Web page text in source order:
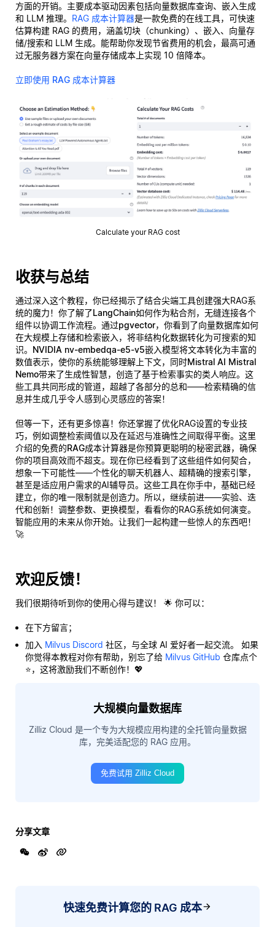
方面的开销。主要成本驱动因素包括向量数据库查询、嵌入生成
和 LLM 推理。 RAG 成本计算器是一款免费的在线工具，可快速
估算构建 RAG 的费用，涵盖切块（chunking）、嵌入、向量存
储/搜索和 LLM 生成。能帮助你发现节省费用的机会，最高可通
过无服务器方案在向量存储成本上实现 10 倍降本。
立即使用 RAG 成本计算器
Calculate your RAG cost
收获与总结
通过深入这个教程，你已经揭示了结合尖端工具创建强大RAG系
统的魔力！你了解了LangChain如何作为粘合剂，无缝连接各个
组件以协调工作流程。通过pgvector，你看到了向量数据库如何
在大规模上存储和检索嵌入，将非结构化数据转化为可搜索的知
识。 NVIDIA nv-embedqa-e5-v5嵌入模型将文本转化为丰富的
数值表示，使你的系统能够理解上下文，同时Mistral AI Mistral
Nemo带来了生成性智慧，创造了基于检索事实的类人响应。这
些工具共同形成的管道，超越了各部分的总和——检索精确的信
息并生成几乎令人感到心灵感应的答案！
但等一下，还有更多惊喜！你还掌握了优化RAG设置的专业技
巧，例如调整检索阈值以及在延迟与准确性之间取得平衡。这里
介绍的免费的RAG成本计算器是你预算更聪明的秘密武器，确保
你的项目高效而不超支。现在你已经看到了这些组件如何契合，
想象一下可能性——个性化的聊天机器人、超精确的搜索引擎，
甚至是适应用户需求的AI辅导员。这些工具在你手中，基础已经
建立，你的唯一限制就是创造力。所以，继续前进——实验、迭
代和创新！调整参数、更换模型，看看你的RAG系统如何演变。
智能应用的未来从你开始。让我们一起构建一些惊人的东西吧！
🚀
欢迎反馈！
我们很期待听到你的使用心得与建议！ 🌟 你可以：
在下方留言；
加入 Milvus Discord 社区，与全球 AI 爱好者一起交流。 如果
你觉得本教程对你有帮助，别忘了给 Milvus GitHub 仓库点个
⭐，这将激励我们不断创作！💖
大规模向量数据库
Zilliz Cloud 是一个专为大规模应用构建的全托管向量数据
库，完美适配您的 RAG 应用。
免费试用 Zilliz Cloud
分享文章
快速免费计算您的 RAG 成本